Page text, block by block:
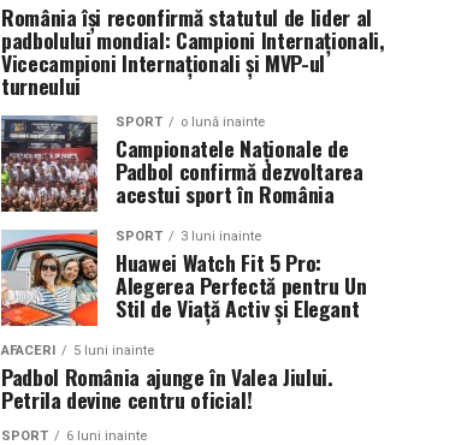
România își reconfirmă statutul de lider al
padbolului mondial: Campioni Internaționali,
Vicecampioni Internaționali și MVP-ul
turneului
SPORT o lună inainte
Campionatele Naționale de
Padbol confirmă dezvoltarea
acestui sport în România
SPORT 3 luni inainte
Huawei Watch Fit 5 Pro:
Alegerea Perfectă pentru Un
Stil de Viață Activ și Elegant
AFACERI 5 luni inainte
Padbol România ajunge în Valea Jiului.
Petrila devine centru oficial!
SPORT 6 luni inainte